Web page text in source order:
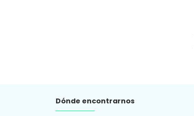
Dónde encontrarnos